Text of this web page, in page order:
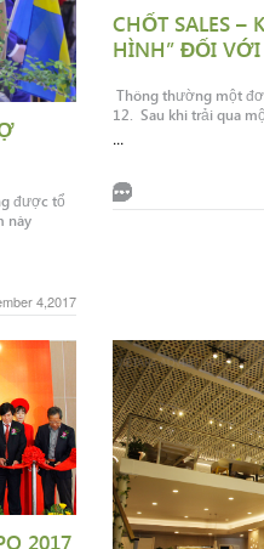
được tổ
này
4,2017
CHỐT SALES –
HÌNH” ĐỐI VỚI
Thông thường một
12. Sau khi trải qua
...
2017